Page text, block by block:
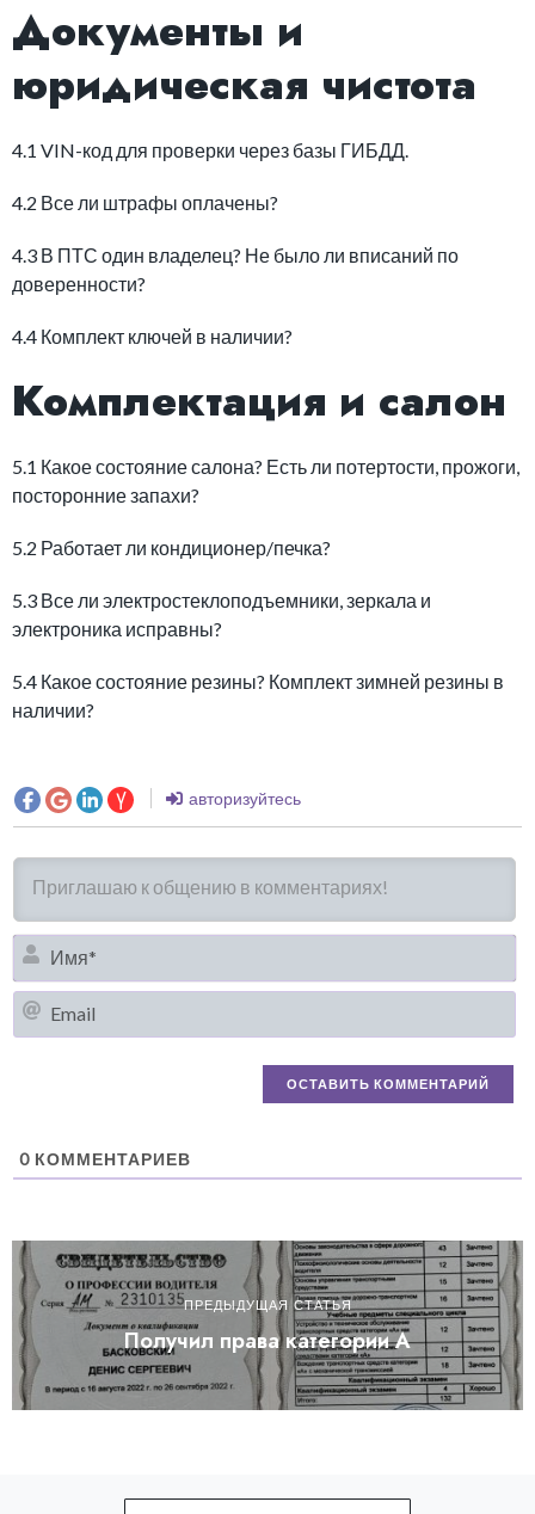
Документы и
юридическая чистота
4.1 VIN-код для проверки через базы ГИБДД.
4.2 Все ли штрафы оплачены?
4.3 В ПТС один владелец? Не было ли вписаний по
доверенности?
4.4 Комплект ключей в наличии?
Комплектация и салон
5.1 Какое состояние салона? Есть ли потертости, прожоги,
посторонние запахи?
5.2 Работает ли кондиционер/печка?
5.3 Все ли электростеклоподъемники, зеркала и
электроника исправны?
5.4 Какое состояние резины? Комплект зимней резины в
наличии?
авторизуйтесь
0 КОММЕНТАРИЕВ
ПРЕДЫДУЩАЯ СТАТЬЯ
Получил права категории А